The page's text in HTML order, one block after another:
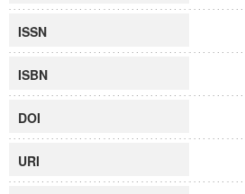
ISSN
ISBN
DOI
URI